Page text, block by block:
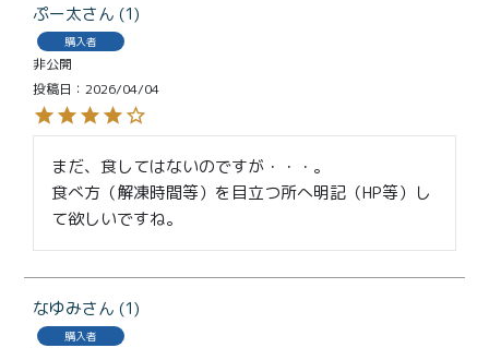
ぷー太 1
購入者
非公開
投稿日
2026/04/04
まだ、食してはないのですが・・・。
食べ方（解凍時間等）を目立つ所へ明記（HP等）し
て欲しいですね。
なゆみ 1
購入者